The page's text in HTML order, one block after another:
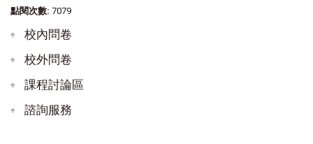
點閱次數: 7079
校內問卷
校外問卷
課程討論區
諮詢服務